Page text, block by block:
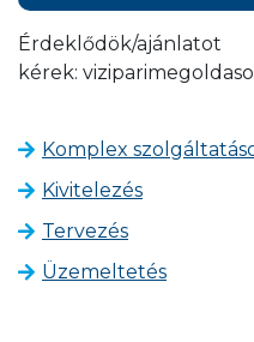
Érdeklődök/ajánlatot
kérek:
Komplex
Kivitelezés
Tervezés
Üzemeltetés